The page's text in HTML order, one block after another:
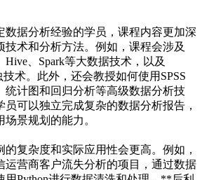
数据分析经验的学员，课程内容更加深
技术和分析方法。例如，课程会涉及
Hive、Spark等大数据技术，以及
术。此外，还会教授如何使用SPSS
统计图和回归分析等高级数据分析技
可以独立完成复杂的数据分析报告，
景规划的能力。
复杂度和实际应用性会更高。例如，
运营商客户流失分析的项目，通过数据